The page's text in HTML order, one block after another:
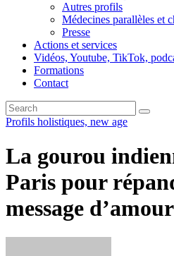
Autres profils
Médecines parallèles et
Presse
Actions et services
Vidéos, Youtube, TikTok,
Formations
Contact
Profils holistiques, new age
La gourou
Paris pour
message d’amour